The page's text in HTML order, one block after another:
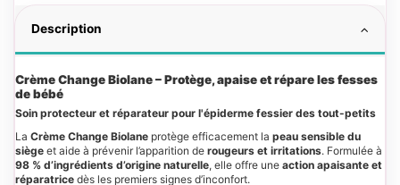
Description
Crème Change Biolane – Protège, apaise et répare les fesses
de bébé
Soin protecteur et réparateur pour l'épiderme fessier des tout-petits
La Crème Change Biolane protège efficacement la peau sensible du
siège et aide à prévenir l’apparition de rougeurs et irritations. Formulée à
98 % d’ingrédients d’origine naturelle, elle offre une action apaisante et
réparatrice dès les premiers signes d’inconfort.